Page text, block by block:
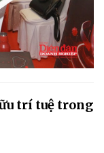
trí tuệ trong